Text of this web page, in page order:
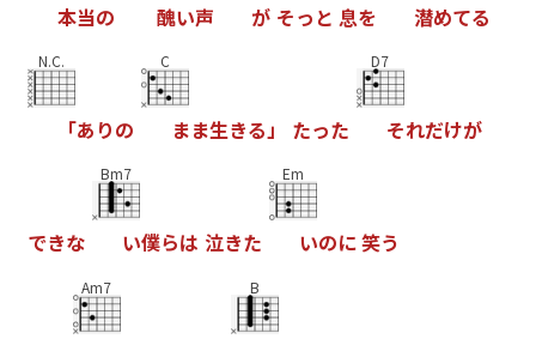
本当の 醜い声 が そっ と 息を 潜めてる
N.C.
「あ りの
C
まま生きる」 たった
D7
それだけが
できな
Bm7
い僕らは 泣きた
Em
いのに笑う
Am7 B